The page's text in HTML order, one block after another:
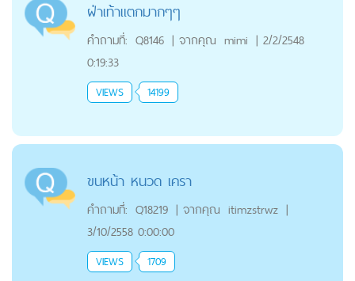
ฝ่าเท้าแตกมากๆๆ
คำถามที่: Q8146 | จากคุณ mimi | 2/2/2548
0:19:33
VIEWS 14199
ขนหน้า หนวด เครา
คำถามที่: Q18219 | จากคุณ itimzstrwz |
3/10/2558 0:00:00
VIEWS 1709